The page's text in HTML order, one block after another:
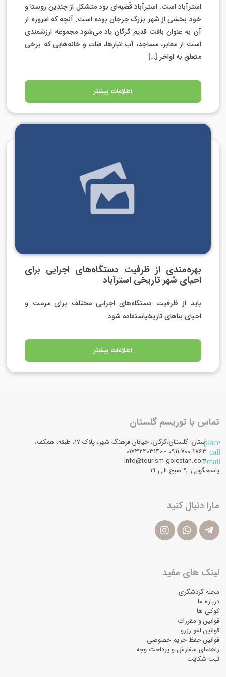
استرآباد است. استرآباد قَصَبه‌ای بود متشکل از چندین روستا و
خود بخشی از شهر بزرگ جرجان بوده است. آنچه که امروزه از
آن به عنوان بافت قدیم گرگان یاد می‌شود مجموعه ارزشمندی
است از معابر، مساجد، آب‌ انبارها، قنات و خانه‌هایی که برخی
متعلق به اواخر […]
اطلاعات بیشتر
بهره‌مندی از ظرفیت دستگاه‌های اجرایی برای
احیای شهر تاریخی استرآباد
باید از ظرفیت دستگاه‌های اجرایی مختلف برای مرمت و
احیای بناهای تاریخیاستفاده شود
اطلاعات بیشتر
تماس با توریسم گلستان
placeاستان: گلستان،گرگان، خیابان فرهنگ شهر، پلاک 17، طبقه: همکف،
call
email
info@tourism-golestan.com
پاسخگویی: ۹ صبح الی 19
مارا دنبال کنید
لینک های مفید
مجله گردشگری
درباره ما
کوکی ها
قوانین و مقررات
قوانین لغو رزرو
قوانین حفظ حریم خصوصی
راهنمای سفارش و پرداخت وجه
ثبت شکایت